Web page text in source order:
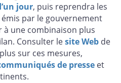
jour, puis reprendra les
par le gouvernement
à une combinaison plus
Consulter lesite Web de
sur ces mesures,
de presse et